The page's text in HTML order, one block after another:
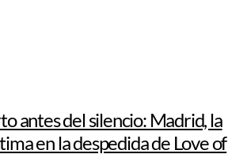
antes del silencio: Madrid, la
en la despedida de Love of